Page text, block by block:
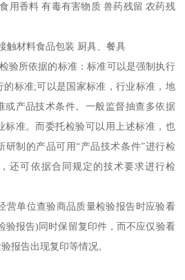
用香料 有毒有害物质 兽药残留 农药残
触材料食品包装 厨具、餐具
所依据的标准：标准可以是强制执行
的标准;可以是国家标准，行业标准，地
或产品技术条件。一般监督抽查多依据
标准。而委托检验可以用上述标准，也
研制的产品可用“产品技术条件”进行检
还可依据合同规定的技术要求进行检
单位查验商品质量检验报告时应验看
验报告)同时保留复印件，而不应仅验看
报告出现复印等情况。